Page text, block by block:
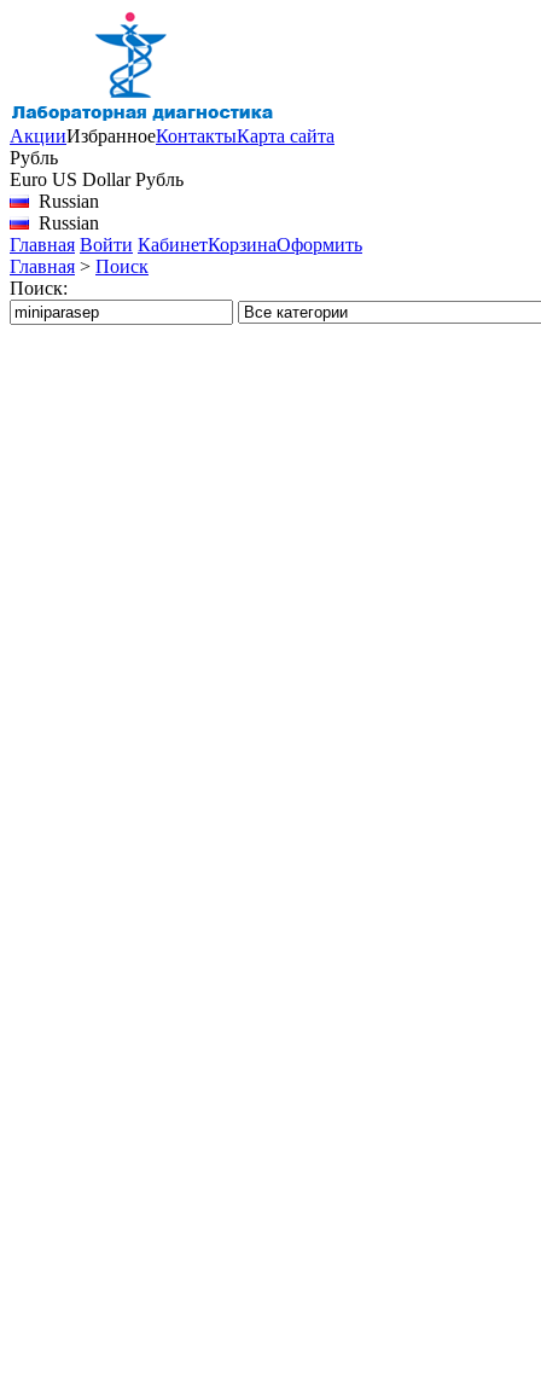
АкцииИзбранноеКонтактыКарта сайта
Рубль
Euro US Dollar Рубль
Russian
Russian
Главная Войти КабинетКорзинаОформить
Главная > Поиск
Поиск: